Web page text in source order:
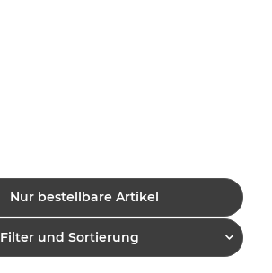
Nur bestellbare Artikel
Filter und Sortierung